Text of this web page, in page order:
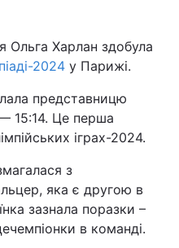
Ольга Харлан здобула
2024 у Парижі.
представницю
— 15:14. Це перша
іграх-2024.
з
яка є другою в
зазнала поразки –
в команді.